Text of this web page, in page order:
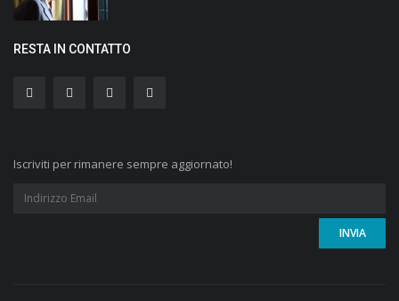
RESTA IN CONTATTO
Iscriviti per rimanere sempre aggiornato!